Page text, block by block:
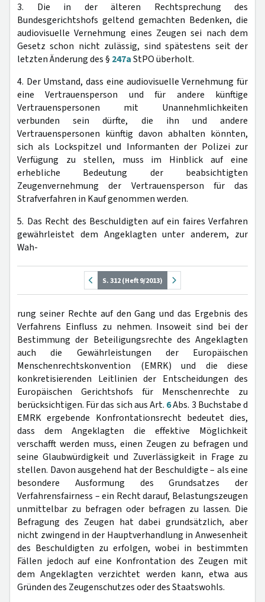
3. Die in der älteren Rechtsprechung des
Bundesgerichtshofs geltend gemachten Bedenken, die
audiovisuelle Vernehmung eines Zeugen sei nach dem
Gesetz schon nicht zulässig, sind spätestens seit der
letzten Änderung des § 247aStPO überholt.
4. Der Umstand, dass eine audiovisuelle Vernehmung für
eine Vertrauensperson und für andere künftige
Vertrauenspersonen mit Unannehmlichkeiten
verbunden sein dürfte, die ihn und andere
Vertrauenspersonen künftig davon abhalten könnten,
sich als Lockspitzel und Informanten der Polizei zur
Verfügung zu stellen, muss im Hinblick auf eine
erhebliche Bedeutung der beabsichtigten
Zeugenvernehmung der Vertrauensperson für das
Strafverfahren in Kauf genommen werden.
5. Das Recht des Beschuldigten auf ein faires Verfahren
gewährleistet dem Angeklagten unter anderem, zur
Wah-
S. 312 (Heft 9/2013)
rung seiner Rechte auf den Gang und das Ergebnis des
Verfahrens Einfluss zu nehmen. Insoweit sind bei der
Bestimmung der Beteiligungsrechte des Angeklagten
auch die Gewährleistungen der Europäischen
Menschenrechtskonvention (EMRK) und die diese
konkretisierenden Leitlinien der Entscheidungen des
Europäischen Gerichtshofs für Menschenrechte zu
berücksichtigen. Für das sich aus Art. 6Abs. 3 Buchstabe d
EMRK ergebende Konfrontationsrecht bedeutet dies,
dass dem Angeklagten die effektive Möglichkeit
verschafft werden muss, einen Zeugen zu befragen und
seine Glaubwürdigkeit und Zuverlässigkeit in Frage zu
stellen. Davon ausgehend hat der Beschuldigte – als eine
besondere Ausformung des Grundsatzes der
Verfahrensfairness – ein Recht darauf, Belastungszeugen
unmittelbar zu befragen oder befragen zu lassen. Die
Befragung des Zeugen hat dabei grundsätzlich, aber
nicht zwingend in der Hauptverhandlung in Anwesenheit
des Beschuldigten zu erfolgen, wobei in bestimmten
Fällen jedoch auf eine Konfrontation des Zeugen mit
dem Angeklagten verzichtet werden kann, etwa aus
Gründen des Zeugenschutzes oder des Staatswohls.